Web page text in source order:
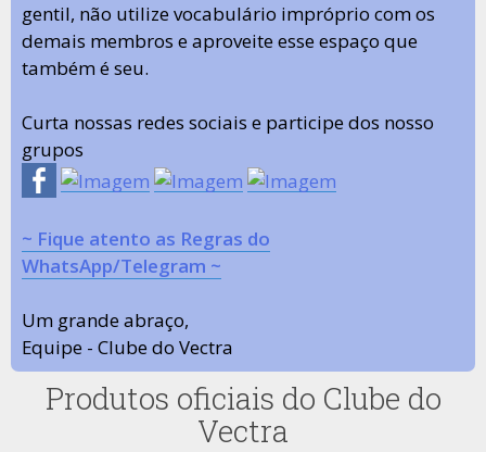
gentil, não utilize vocabulário impróprio com os
demais membros e aproveite esse espaço que
também é seu.
Curta nossas redes sociais e participe dos nosso
grupos
~ Fique atento as Regras do
WhatsApp/Telegram ~
Um grande abraço,
Equipe - Clube do Vectra
Produtos oficiais do Clube do
Vectra